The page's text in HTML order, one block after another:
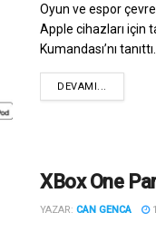
Oyun ve espor
Apple cihazları için
Kumandası’nı
DEVAMI...
XBox One
YAZAR: CAN GENCA